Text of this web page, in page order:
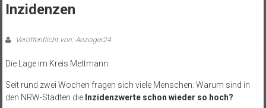
Inzidenzen
Veröffentlicht von: Anzeiger24
Die Lage im Kreis Mettmann
Seit rund zwei Wochen fragen sich viele Menschen: Warum sind in
den NRW-Städten die Inzidenzwerte schon wieder so hoch?